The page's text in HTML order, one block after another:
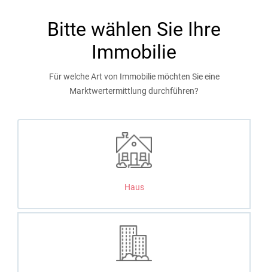
Bitte wählen Sie Ihre
Immobilie
Für welche Art von Immobilie möchten Sie eine
Marktwertermittlung durchführen?
Haus